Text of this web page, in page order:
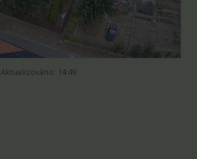
Aktualizováno: 14:49